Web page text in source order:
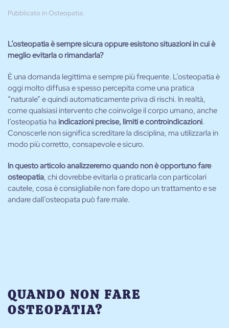
Pubblicato inOsteopatia.
L’osteopatia è sempre sicura oppure esistono situazioni in cui è
meglio evitarla o rimandarla?
È una domanda legittima e sempre più frequente. L’osteopatia è
oggi molto diffusa e spesso percepita come una pratica
“naturale” e quindi automaticamente priva di rischi. In realtà,
come qualsiasi intervento che coinvolge il corpo umano, anche
l’osteopatia ha indicazioni precise, limiti e controindicazioni.
Conoscerle non significa screditare la disciplina, ma utilizzarla in
modo più corretto, consapevole e sicuro.
In questo articolo analizzeremo quando non è opportuno fare
osteopatia, chi dovrebbe evitarla o praticarla con particolari
cautele, cosa è consigliabile non fare dopo un trattamento e se
andare dall’osteopata può fare male.
QUANDO NON FARE
OSTEOPATIA?